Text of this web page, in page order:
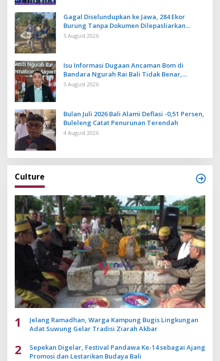
Gagal Diselundupkan ke Jawa, 284 Ekor
Burung Tanpa Dokumen Dilepasliarkan
Cegah Ancaman Penyakit
5 August 2026
Isu Informasi Dugaan Ancaman Bom di
Bandara Ngurah Rai Bali Tidak Benar,
Operasional Penerbangan Lancar
5 August 2026
Bulan Juli 2026 Bali Alami Deflasi -0,51 Persen,
Buleleng Catat Penurunan Terendah
4 August 2026
Culture
1
Jelang Ramadhan, Warga Kampung Bugis Lingkungan
Adat Suwung Gelar Tradisi Ziarah Akbar
2
Sepekan Digelar, Festival Pandawa Ke-14 sebagai Ajang
Promosi dan Lestarikan Budaya Bali